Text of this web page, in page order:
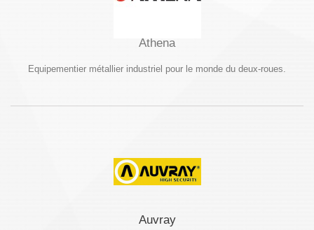
Athena
Equipementier métallier industriel pour le monde du deux-roues.
Auvray